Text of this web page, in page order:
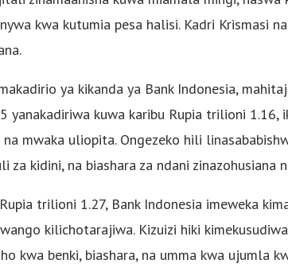
kwa kutumia pesa halisi. Kadri Krismasi
ya kikanda ya Bank Indonesia,
yanakadiriwa kuwa karibu Rupia trilioni 1.16,
mwaka uliopita. Ongezeko hili
za kidini, na biashara za ndani zinazohusiana
trilioni 1.27, Bank Indonesia imeweka
kilichotarajiwa. Kizuizi hiki
kwa benki, biashara, na umma kwa ujumla